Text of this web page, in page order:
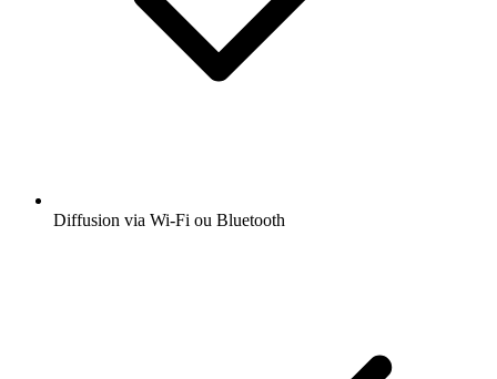
Diffusion via Wi-Fi ou Bluetooth